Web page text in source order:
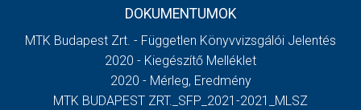
DOKUMENTUMOK
MTK Budapest Zrt. - Független Könyvvizsgálói Jelentés
2020 - Kiegészítő Melléklet
2020 - Mérleg, Eredmény
MTK BUDAPEST ZRT._SFP_2021-2021_MLSZ